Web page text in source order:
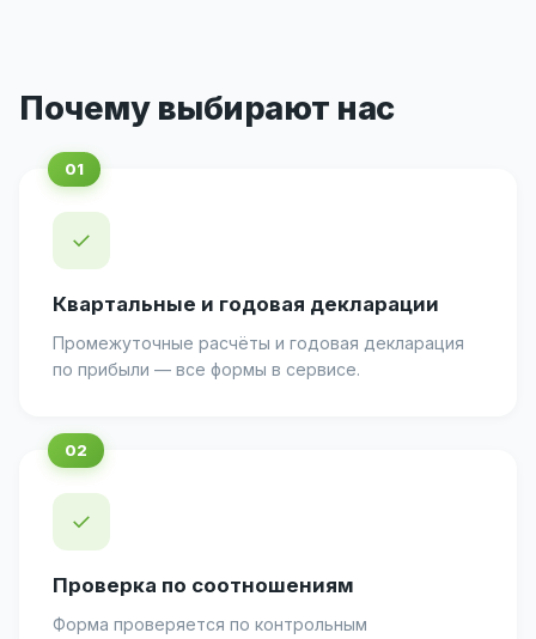
Почему выбирают нас
✓
Квартальные и годовая декларации
Промежуточные расчёты и годовая декларация
по прибыли — все формы в сервисе.
✓
Проверка по соотношениям
Форма проверяется по контрольным